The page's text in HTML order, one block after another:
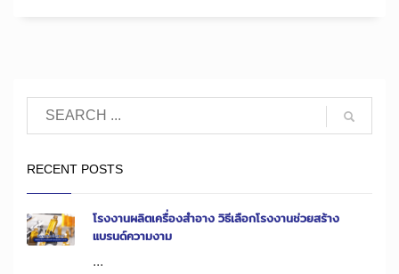
RECENT POSTS
โรงงานผลิตเครื่องสำอาง วิธีเลือกโรงงานช่วยสร้าง
แบรนด์ความงาม
...